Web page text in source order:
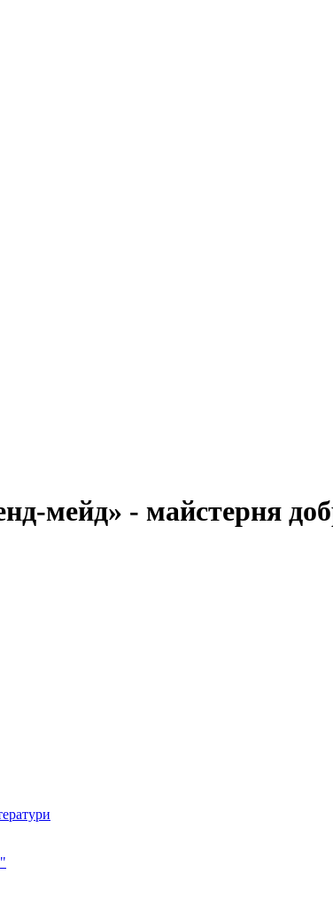
мейд» - майстерня